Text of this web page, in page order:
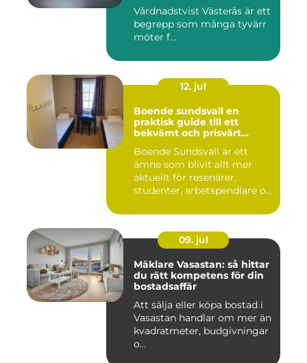
Vårdnadstvist Västerås är ett
begrepp som många tyvärr
möter f...
12. jul
Boende sundsvall en
praktisk guide till ett
bekvämt och prisvärt
Boende Sundsvall är ett
ämne som blivit allt mer
aktuellt för resenärer,
studenter, arbetspendlare o...
09. jul
Mäklare Vasastan: så hittar
du rätt kompetens för din
bostadsaffär
Att sälja eller köpa bostad i
Vasastan handlar om mer än
kvadratmeter, budgivningar
o...